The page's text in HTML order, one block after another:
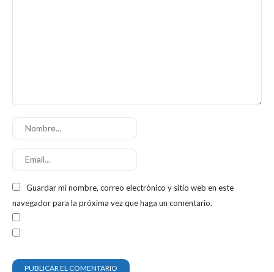
Guardar mi nombre, correo electrónico y sitio web en este
navegador para la próxima vez que haga un comentario.